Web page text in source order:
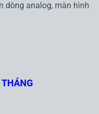
dòng analog, màn hình
THÁNG